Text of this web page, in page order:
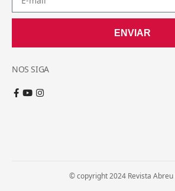
ENVIAR
NOS SIGA
© copyright 2024 Revista Abreu